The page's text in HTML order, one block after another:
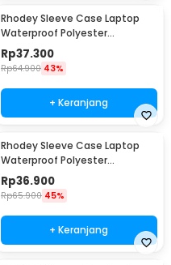
Rhodey Sleeve Case Laptop
Waterproof Polyester
Neoprene Bag 11/12 Inch - L123F
Rp37.300
Rp64.900 43%
+ Keranjang
Rhodey Sleeve Case Laptop
Waterproof Polyester
Neoprene Bag 15.6 Inch - L123F
Rp36.900
Rp65.900 45%
+ Keranjang